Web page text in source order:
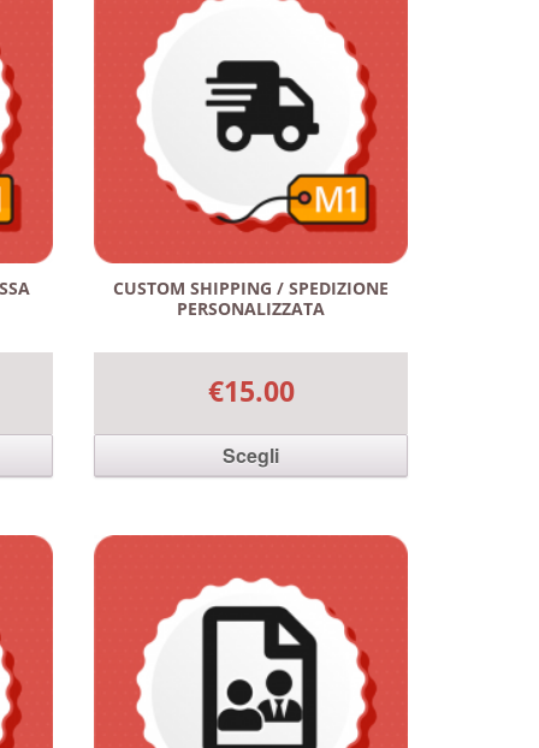
CUSTOM SHIPPING / SPEDIZIONE
PERSONALIZZATA
€15.00
Scegli
pagina del prodotto